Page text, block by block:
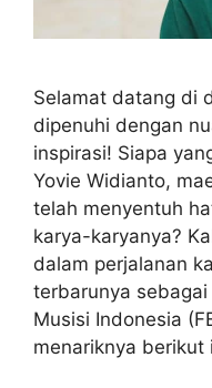
Selamat datang di
dipenuhi dengan
inspirasi! Siapa
Yovie Widianto,
telah menyentuh
karya-karyanya?
dalam perjalanan
terbarunya
Musisi Indonesia
menariknya berikut